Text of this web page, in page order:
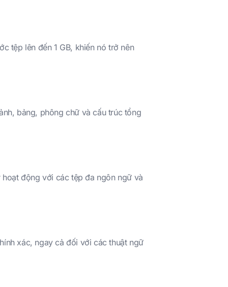
tệp lên đến 1 GB, khiến nó trở nên
bảng, phông chữ và cấu trúc tổng
động với các tệp đa ngôn ngữ và
xác, ngay cả đối với các thuật ngữ